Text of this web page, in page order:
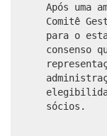
Após uma
Comitê
para o
consenso
sócios.